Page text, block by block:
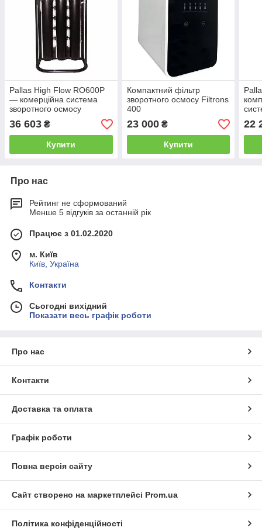
Pallas High Flow RO600Р
— комерційна система
зворотного осмосу
36 603 ₴
Купити
Компактний фільтр
зворотного осмосу Filtrons
400
23 000₴
Купити
22
Про нас
Рейтинг не сформований
Менше 5 відгуків за останній рік
Працює з 01.02.2020
м. Київ
Київ, Україна
Контакти
Сьогодні вихідний
Показати весь графік роботи
Про нас
Контакти
Доставка та оплата
Графік роботи
Повна версія сайту
Сайт створено на маркетплейсі Prom.ua
Політика конфіденційності